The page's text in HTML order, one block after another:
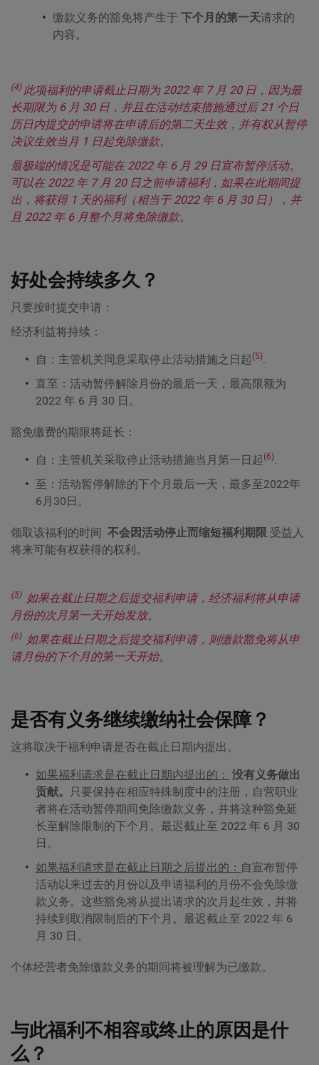
缴款义务的豁免将产生于 下个月的第一天请求的
内容。
(4) 此项福利的申请截止日期为 2022 年 7 月 20 日，因为最
长期限为 6 月 30 日，并且在活动结束措施通过后 21 个日
历日内提交的申请将在申请后的第二天生效，并有权从暂停
决议生效当月 1 日起免除缴款。
最极端的情况是可能在 2022 年 6 月 29 日宣布暂停活动。
可以在 2022 年 7 月 20 日之前申请福利，如果在此期间提
出，将获得 1 天的福利（相当于 2022 年 6 月 30 日），并
且 2022 年 6 月整个月将免除缴款。
好处会持续多久？
只要按时提交申请：
经济利益将持续：
自：主管机关同意采取停止活动措施之日起 (5).
直至：活动暂停解除月份的最后一天，最高限额为
2022 年 6 月 30 日。
豁免缴费的期限将延长：
自：主管机关采取停止活动措施当月第一日起 (6).
至：活动暂停解除的下个月最后一天，最多至2022年
6月30日。
领取该福利的时间 不会因活动停止而缩短福利期限 受益人
将来可能有权获得的权利。
(5) 如果在截止日期之后提交福利申请，经济福利将从申请
月份的次月第一天开始发放。
(6) 如果在截止日期之后提交福利申请，则缴款豁免将从申
请月份的下个月的第一天开始。
是否有义务继续缴纳社会保障？
这将取决于福利申请是否在截止日期内提出。
如果福利请求是在截止日期内提出的： 没有义务做出
贡献。
只要保持在相应特殊制度中的注册，自营职业
者将在活动暂停期间免除缴款义务，并将这种豁免延
长至解除限制的下个月。最迟截止至 2022 年 6 月 30
日。
如果福利请求是在截止日期之后提出的： 自宣布暂停
活动以来过去的月份以及申请福利的月份不会免除缴
款义务。这些豁免将从提出请求的次月起生效，并将
持续到取消限制后的下个月。最迟截止至 2022 年 6
月 30 日。
个体经营者免除缴款义务的期间将被理解为已缴款。
与此福利不相容或终止的原因是什
么？